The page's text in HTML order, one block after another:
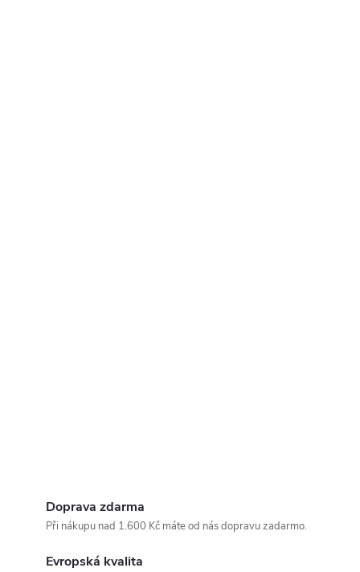
Doprava zdarma
Při nákupu nad 1.600 Kč máte od nás dopravu zadarmo.
Evropská kvalita